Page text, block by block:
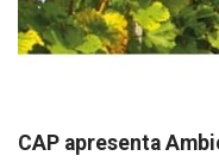
CAP apresenta